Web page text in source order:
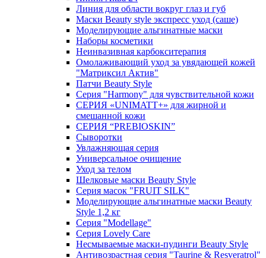
Линия для области вокруг глаз и губ
Маски Beauty style экспресс уход (саше)
Моделирующие альгинатные маски
Наборы косметики
Неинвазивная карбокситерапия
Омолаживающий уход за увядающей кожей
"Матриксил Актив"
Патчи Beauty Style
Серия "Harmony" для чувствительной кожи
СЕРИЯ «UNIMATT+» для жирной и
смешанной кожи
СЕРИЯ “PREBIOSKIN”
Сыворотки
Увлажняющая серия
Универсальное очищение
Уход за телом
Шелковые маски Beauty Style
Серия масок "FRUIT SILK"
Моделирующие альгинатные маски Beauty
Style 1,2 кг
Серия "Modellage"
Cерия Lovely Care
Несмываемые маски-пудинги Beauty Style
Антивозрастная серия "Taurine & Resveratrol"